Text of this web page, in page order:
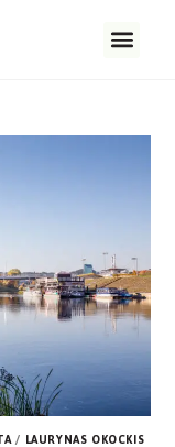
/ LAURYNAS OKOCKIS